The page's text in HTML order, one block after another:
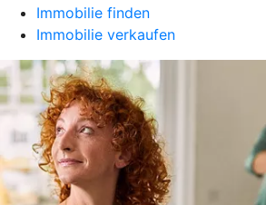
Immobilie finden
Immobilie verkaufen